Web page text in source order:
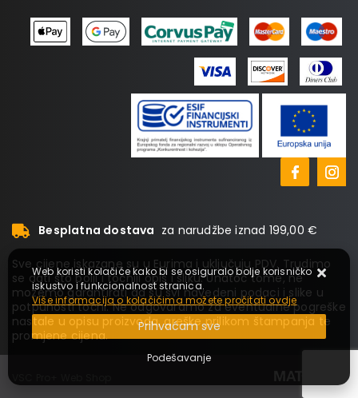
Besplatna dostava za narudžbe iznad 199,00 €
Sve cijene iskazane su u Eurima i uključuju PDV. Trudimo
se dati što bolji i točniji opis i sliku. Unatoč tome, ne
možemo garantirati da su svi navedeni podaci i slike u
potpunosti točni. Ne odgovaramo za eventualne pogreške
nastale u opisu proizvoda, greške prilikom štampanja te
promjene cijena.
Web koristi kolačiće kako bi se osiguralo bolje korisničko
iskustvo i funkcionalnost stranica.
Više informacija o kolačićima možete pročitati ovdje
Prihvaćam sve
Podešavanje